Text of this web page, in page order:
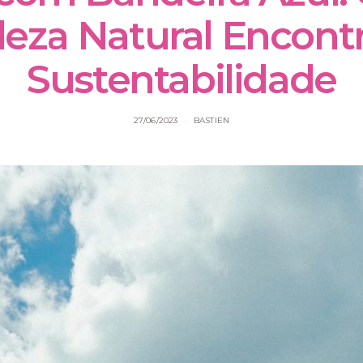
Natural
Sustentabilidade
27/06/2023 BASTIEN